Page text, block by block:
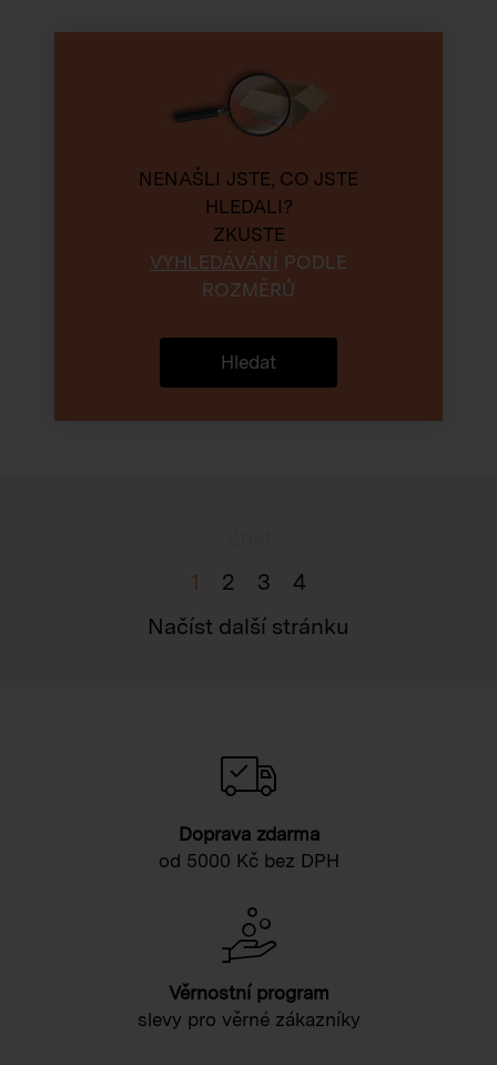
NENAŠLI JSTE, CO JSTE
HLEDALI?
ZKUSTE
VYHLEDÁVÁNÍ PODLE
ROZMĚRŮ
Hledat
1
2 3
4
Načíst další stránku
Doprava zdarma
od 5000 Kč bez DPH
Věrnostní program
slevy pro věrné zákazníky